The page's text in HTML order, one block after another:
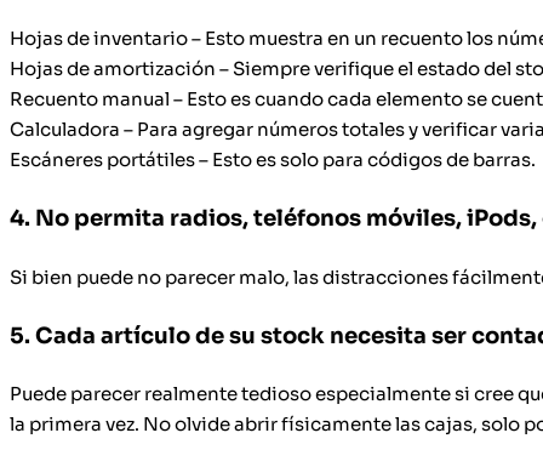
Hojas de inventario – Esto muestra en un recuento los
Hojas de amortización – Siempre verifique el estado del
Recuento manual – Esto es cuando cada elemento se
Calculadora – Para agregar números totales y verificar
Escáneres portátiles – Esto es solo para códigos de barras.
4. No permita radios, teléfonos móviles, iPods,
Si bien puede no parecer malo, las distracciones
5. Cada artículo de su stock necesita ser
Puede parecer realmente tedioso especialmente si cree
la primera vez. No olvide abrir físicamente las cajas, solo